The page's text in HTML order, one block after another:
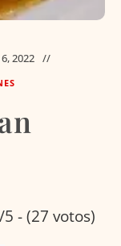
2022
- (27 votos)